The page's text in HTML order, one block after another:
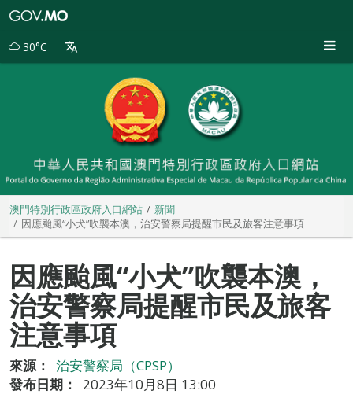
別
30°C
澳門特別行政區政府入口網站
新聞
因應颱風“小犬”吹襲本澳，治安警察局提醒市民及旅客注意事項
因應颱風“小犬”吹襲本澳，
治安警察局提醒市民及旅客
注意事項
來源：
治安警察局（CPSP）
發布日期：
2023年10月8日 13:00